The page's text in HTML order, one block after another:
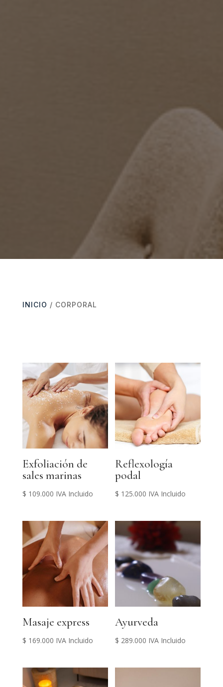
INICIO / CORPORAL
Exfoliación de
sales marinas
$ 109.000 IVA Incluido
Reflexología
podal
$ 125.000 IVA Incluido
Masaje express
$ 169.000 IVA Incluido
Ayurveda
$ 289.000 IVA Incluido